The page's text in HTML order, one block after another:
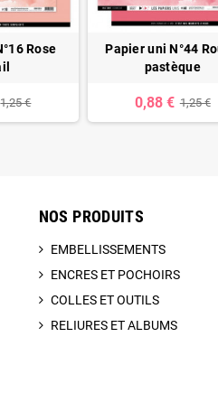
Rose
1,25 €
Papier uni N°44
pastèque
0,88 € 1,25 €
NOS PRODUITS
EMBELLISSEMENTS
ENCRES ET POCHOIRS
COLLES ET OUTILS
RELIURES ET ALBUMS